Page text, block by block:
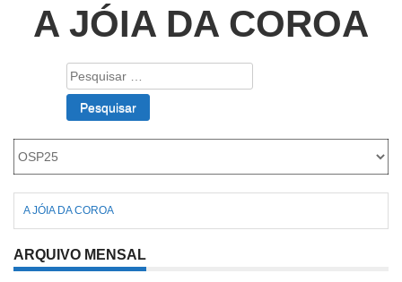
Abr 10, 2019 -Só em Bayreuth? Era o que faltava!!!
Roriz
A JÓIA DA COROA
Pesquisar
por:
A JÓIA DA COROA
ARQUIVO MENSAL